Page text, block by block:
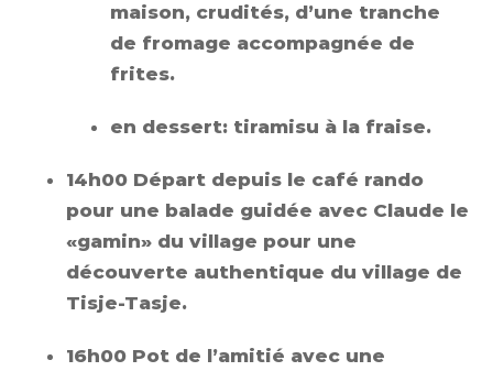
maison, crudités, d’une tranche
de fromage accompagnée de
frites.
en dessert: tiramisu à la fraise.
14h00 Départ depuis le café rando
pour une balade guidée avec Claude le
«gamin» du village pour une
découverte authentique du village de
Tisje-Tasje.
16h00 Pot de l’amitié avec une